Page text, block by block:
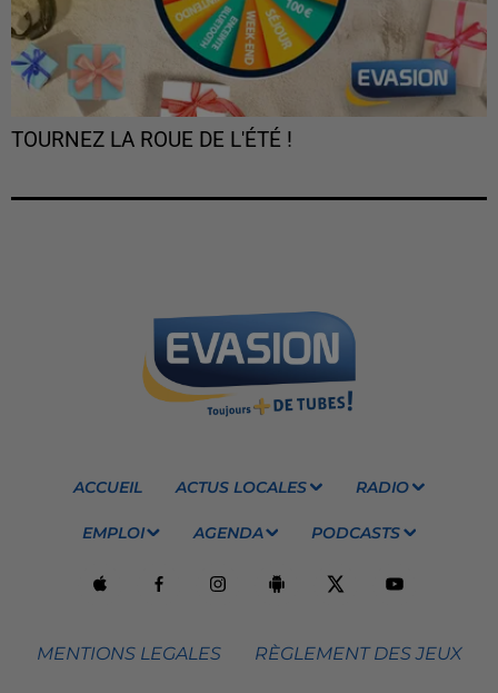
TOURNEZ LA ROUE DE L'ÉTÉ !
ACCUEIL ACTUS LOCALES RADIO
EMPLOI AGENDA PODCASTS
MENTIONS LEGALES RÈGLEMENT DES JEUX